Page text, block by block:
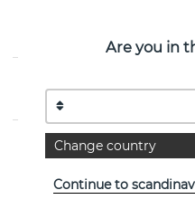
EIGENSCHAFTEN
Weitere
Are you in
Change country
Continue to